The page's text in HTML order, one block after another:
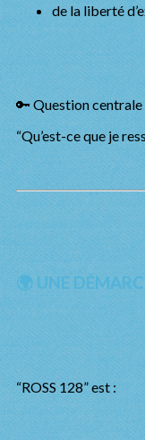
de la liberté
🔑 Question centrale
“Qu’est-ce que je
🌍 UNE
“ROSS 128” est :